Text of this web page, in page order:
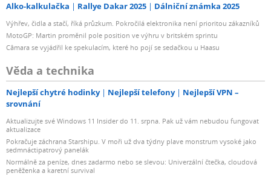
Alko-kalkulačka Rallye Dakar 2025 Dálniční známka 2025
Výhřev, čidla a stačí, říká průzkum. Pokročilá elektronika není prioritou zákazníků
MotoGP: Martin proměnil pole position ve výhru v britském sprintu
Câmara se vyjádřil ke spekulacím, které ho pojí se sedačkou u Haasu
Věda a technika
Nejlepší chytré hodinky Nejlepší telefony
Nejlepší VPN –
srovnání
Aktualizujte své Windows 11 Insider do 11. srpna. Pak už vám nebudou fungovat
aktualizace
Pokračuje záchrana Starshipu. V moři už dva týdny plave monstrum vysoké jako
sedmnáctipatrový panelák
Normálně za peníze, dnes zadarmo nebo se slevou: Univerzální čtečka, cloudová
peněženka a karetní survival